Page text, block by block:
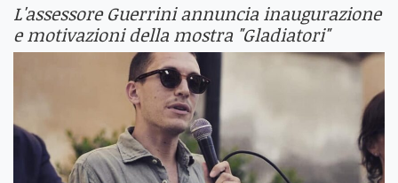
L'assessore Guerrini annuncia inaugurazione
e motivazioni della mostra "Gladiatori"